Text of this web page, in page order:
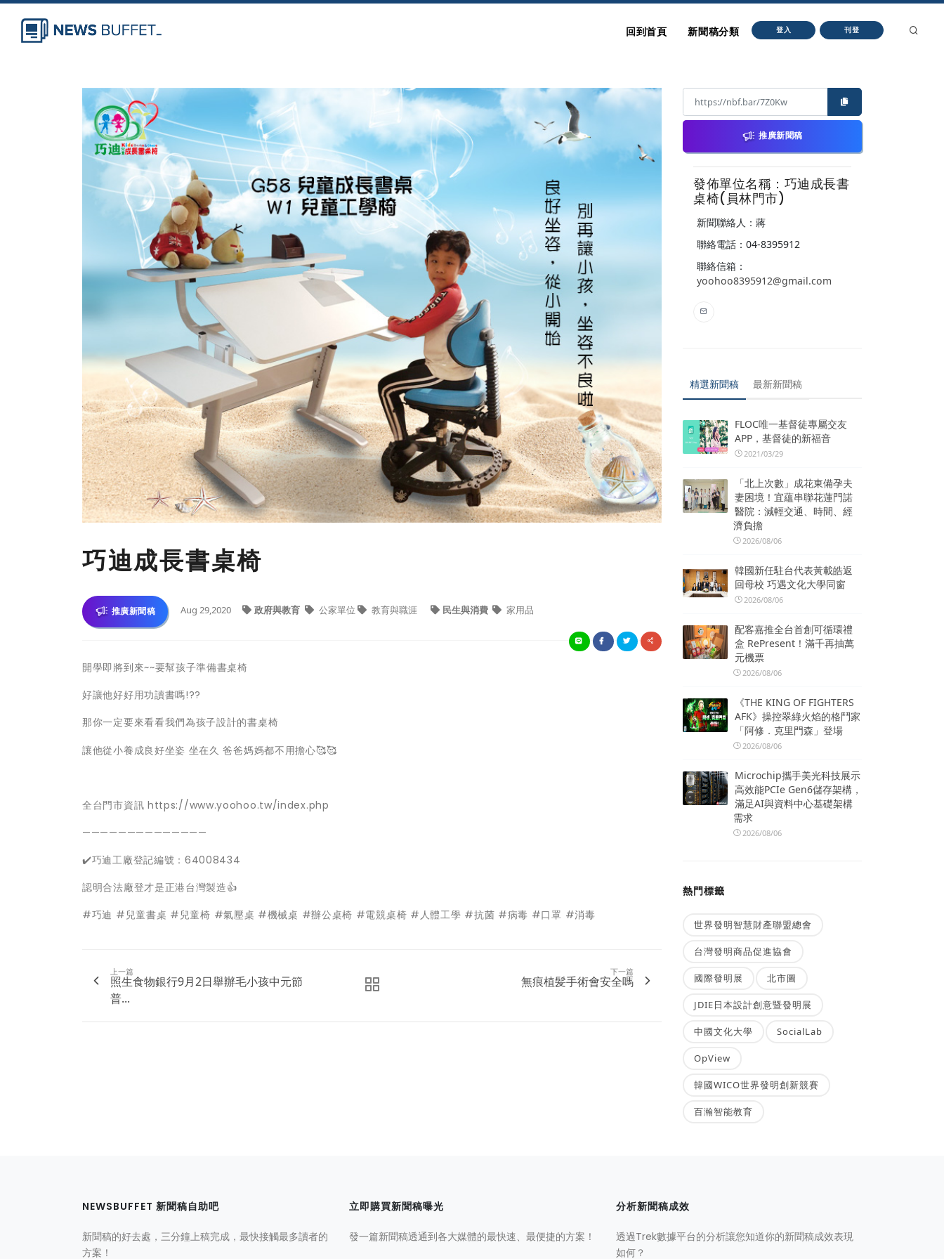
回到首頁 新聞稿分類 登入 刊登
巧迪成長書桌椅
推廣新聞稿 Aug 29,2020 政府與教育 公家單位 教育與職涯 民生與消費 家用品
開學即將到來~~要幫孩子準備書桌椅
好讓他好好用功讀書嗎!??
那你一定要來看看我們為孩子設計的書桌椅
讓他從小養成良好坐姿 坐在久 爸爸媽媽都不用擔心🥰🥰
全台門市資訊 https://www.yoohoo.tw/index.php
——————————————
✔️巧迪工廠登記編號：64008434
認明合法廠登才是正港台灣製造👍
#巧迪 #兒童書桌 #兒童椅 #氣壓桌 #機械桌 #辦公桌椅 #電競桌椅 #人體工學 #抗菌 #病毒 #口罩 #消毒
上一篇
照生食物銀行9月2日舉辦毛小孩中元節
普...
下一篇
無痕植髪手術會安全嗎
推廣新聞稿
發佈單位名稱：巧迪成長書
桌椅(員林門市)
新聞聯絡人：蔣
聯絡電話：04-8395912
聯絡信箱：
yoohoo8395912@gmail.com
精選新聞稿 最新新聞稿
FLOC唯一基督徒專屬交友
APP，基督徒的新福音
2021/03/29
「北上次數」成花東備孕夫
妻困境！宜蘊串聯花蓮門諾
醫院：減輕交通、時間、經
濟負擔
2026/08/06
韓國新任駐台代表黃載皓返
回母校 巧遇文化大學同窗
2026/08/06
配客嘉推全台首創可循環禮
盒 RePresent！滿千再抽萬
元機票
2026/08/06
《THE KING OF FIGHTERS
AFK》操控翠綠火焰的格鬥家
「阿修．克里門森」登場
2026/08/06
Microchip攜手美光科技展示
高效能PCIe Gen6儲存架構，
滿足AI與資料中心基礎架構
需求
2026/08/06
熱門標籤
世界發明智慧財產聯盟總會
台灣發明商品促進協會
國際發明展 北市圖
JDIE日本設計創意暨發明展
中國文化大學 SocialLab
OpView
韓國WICO世界發明創新競賽
百瀚智能教育
NEWSBUFFET 新聞稿自助吧
新聞稿的好去處，三分鐘上稿完成，最快接觸最多讀者的
方案！
立即購買新聞稿曝光
發一篇新聞稿透通到各大媒體的最快速、最便捷的方案！
分析新聞稿成效
透過Trek數據平台的分析讓您知道你的新聞稿成效表現
如何？